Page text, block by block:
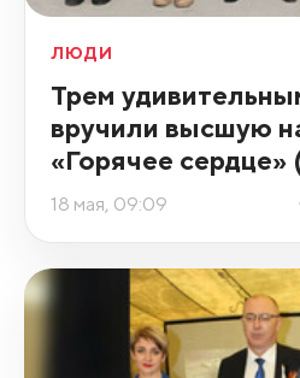
ЛЮДИ
Трем
вручили высшую
«Горячее
18 мая, 09:09